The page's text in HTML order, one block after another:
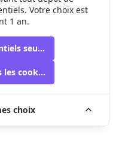
Votre choix est
1 an.
seulement
cookies
choix
droits réservés
du Camp Boiro